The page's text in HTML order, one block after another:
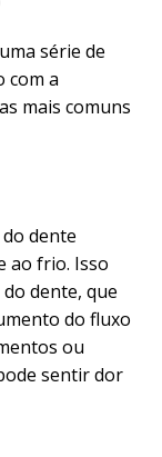
série de
com a
mais comuns
dente
ao frio. Isso
dente, que
do fluxo
ou
sentir dor